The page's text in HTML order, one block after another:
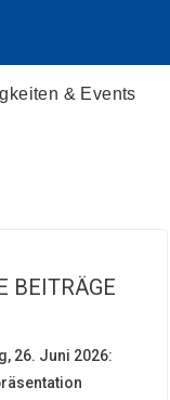
& Events
BEITRÄGE
26. Juni 2026: